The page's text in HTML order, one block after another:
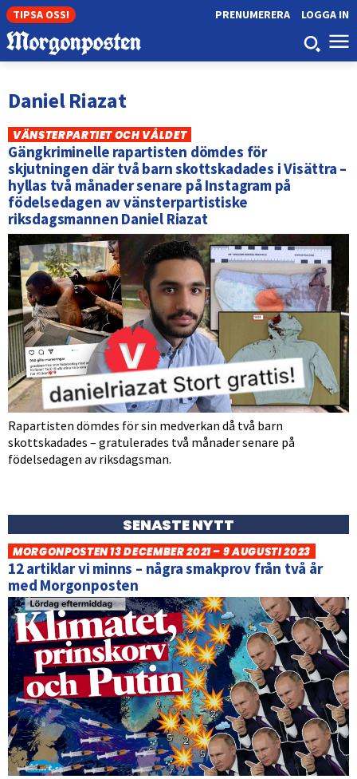
TIPSA OSS! LOGGA IN
PRENUMERERA
Daniel Riazat
VÄNSTERPARTIET OCH VÅLDET
Gängkriminelle rapartisten dömdes för
skjutningen där två barn skottskadades i Visättra –
hyllas två månader senare på Instagram på
födelsedagen av vänsterpartistiske
riksdagsmannen Daniel Riazat
Rapartisten dömdes för sin medverkan då två barn
skottskadades – gratulerades två månader senare på
födelsedagen av riksdagsman.
SENASTE NYTT
MORGONPOSTEN 13 DECEMBER 2021 – 9 AUGUSTI 2023
12 artiklar vi minns – några smakprov från två år
med Morgonposten